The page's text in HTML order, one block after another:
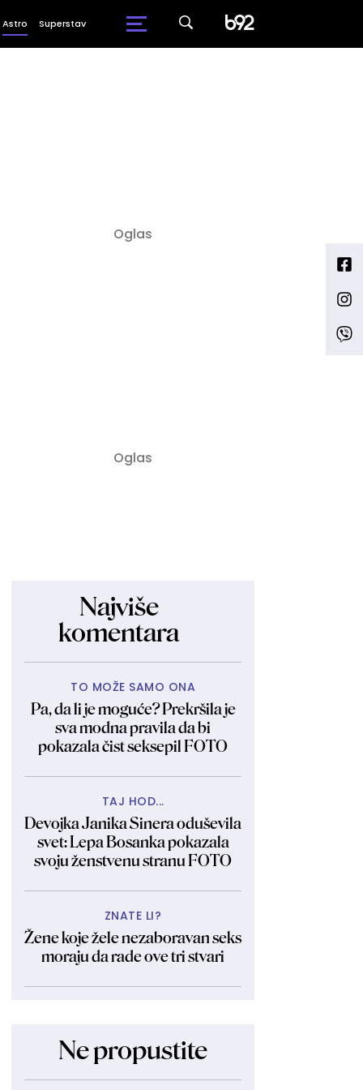
Astro Superstav
Najviše
komentara
TO MOŽE SAMO ONA
Pa, da li je moguće? Prekršila je
sva modna pravila da bi
pokazala čist seksepil FOTO
TAJ HOD...
Devojka Janika Sinera oduševila
svet: Lepa Bosanka pokazala
svoju ženstvenu stranu FOTO
ZNATE LI?
Žene koje žele nezaboravan seks
moraju da rade ove tri stvari
Ne propustite